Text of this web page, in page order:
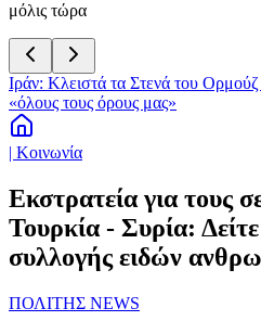
μόλις τώρα
Ιράν: Κλειστά τα Στενά του
«όλους τους όρους μας»
| Κοινωνία
Εκστρατεία για τους
Τουρκία - Συρία:
συλλογής ειδών
ΠΟΛΙΤΗΣ NEWS